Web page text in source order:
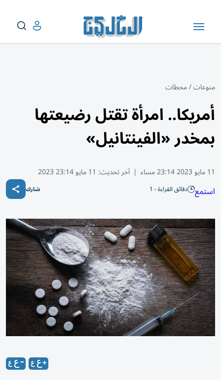
منوعات/محطات
أمريكا.. امرأة تقتل رضيعتها
بمخدر «الفينتانيل»
11 مايو 2023 23:14 مساء | آخر تحديث: 11 مايو 23:14 2023
استمع دقائق القراءة - 1 شارك